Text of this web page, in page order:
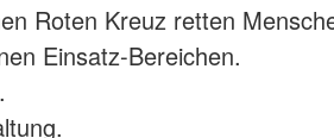
Roten Kreuz retten
Einsatz-Bereichen.